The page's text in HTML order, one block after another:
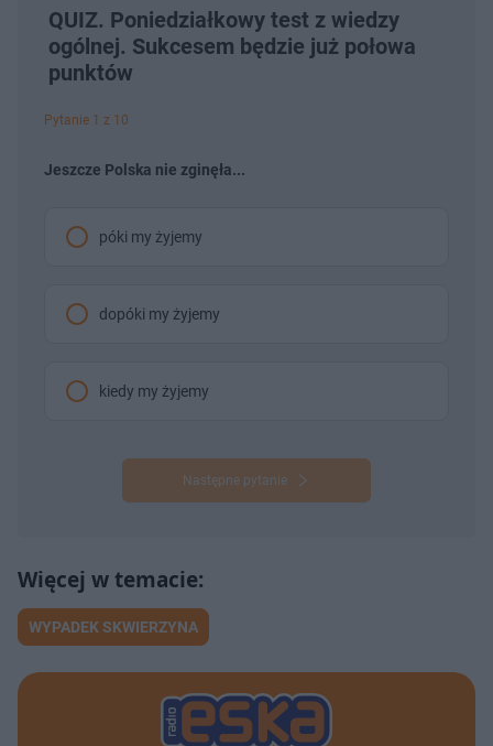
QUIZ. Poniedziałkowy test z wiedzy
ogólnej. Sukcesem będzie już połowa
punktów
Pytanie 1 z 10
Jeszcze Polska nie zginęła...
póki my żyjemy
dopóki my żyjemy
kiedy my żyjemy
Następne pytanie
WYPADEK SKWIERZYNA